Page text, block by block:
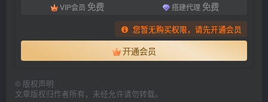
VIP会员 免费 搭建代理 免费
您暂无购买权限，请先开通会员
开通会员
© 版权声明
文章版权归作者所有，未经允许请勿转载。